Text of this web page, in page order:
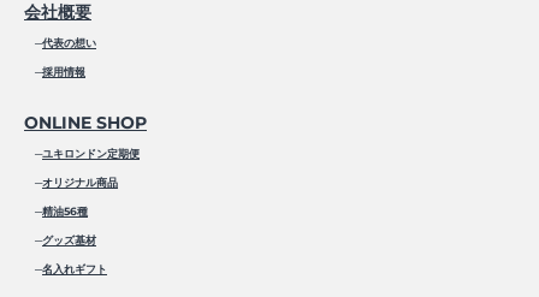
会社概要
─代表の想い
─採用情報
ONLINE SHOP
─ユキロンドン定期便
─オリジナル商品
─精油56種
─グッズ基材
─名入れギフト